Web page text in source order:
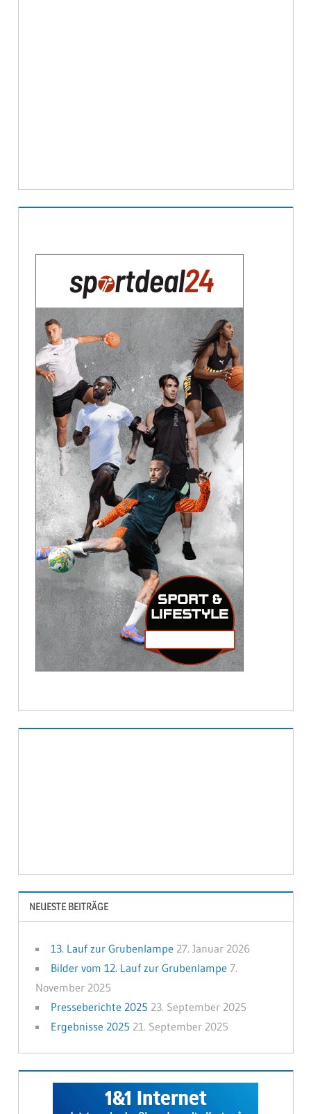
NEUESTE BEITRÄGE
13. Lauf zur Grubenlampe 27. Januar 2026
Bilder vom 12. Lauf zur Grubenlampe 7.
November 2025
Presseberichte 2025 23. September 2025
Ergebnisse 2025 21. September 2025